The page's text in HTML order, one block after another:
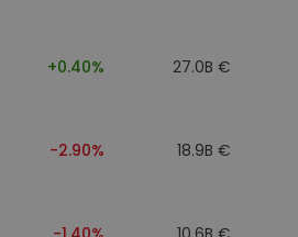
+0.40% 27.0B €
-2.90% 18.9B €